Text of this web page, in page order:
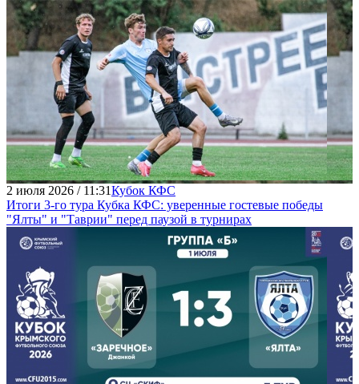
2 июля 2026 / 11:31Кубок КФС
Итоги 3-го тура Кубка КФС: уверенные гостевые победы
"Ялты" и "Таврии" перед паузой в турнирах